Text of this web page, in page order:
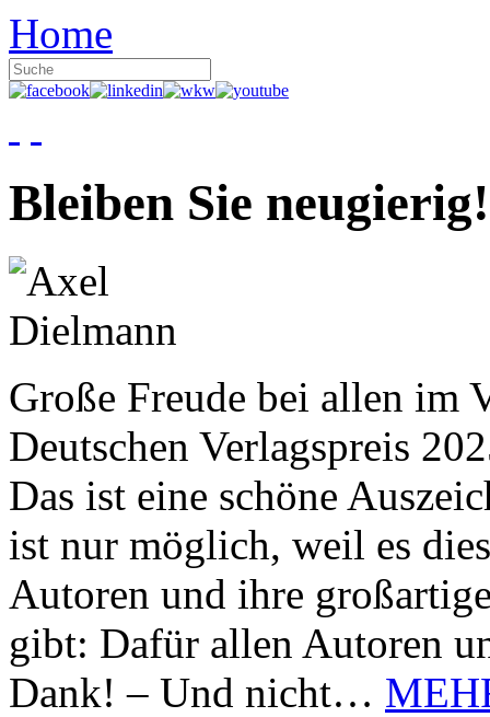
Home
Bleiben Sie neugierig!
Große Freude bei allen im
Deutschen Verlagspreis
Das ist eine schöne
ist nur möglich, weil es
Autoren und ihre
gibt: Dafür allen Autoren
Dank! – Und nicht…